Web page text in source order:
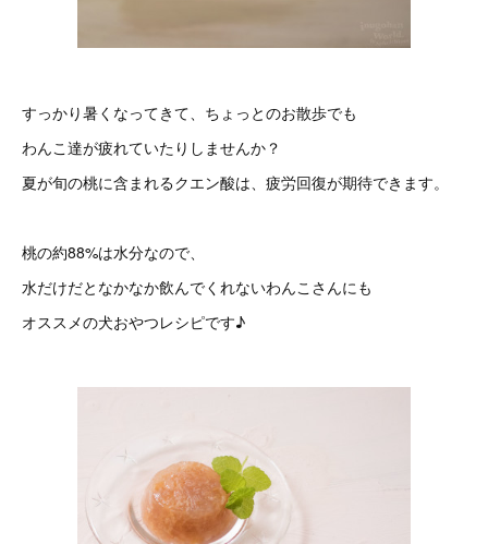
すっかり暑くなってきて、ちょっとのお散歩でも
わんこ達が疲れていたりしませんか？
夏が旬の桃に含まれるクエン酸は、疲労回復が期待できます。
桃の約88%は水分なので、
水だけだとなかなか飲んでくれないわんこさんにも
オススメの犬おやつレシピです♪